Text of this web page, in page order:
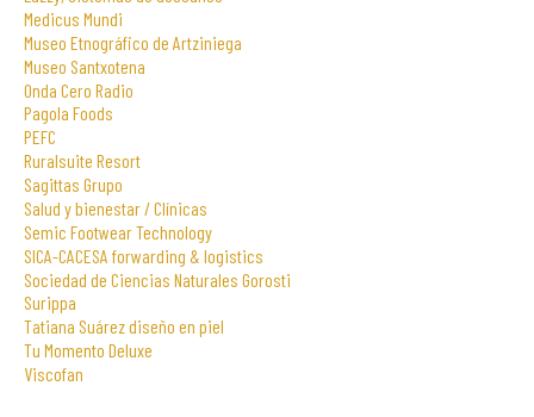
Medicus Mundi
Museo Etnográfico de Artziniega
Museo Santxotena
Onda Cero Radio
Pagola Foods
PEFC
Ruralsuite Resort
Sagittas Grupo
Salud y bienestar / Clínicas
Semic Footwear Technology
SICA-CACESA forwarding & logistics
Sociedad de Ciencias Naturales Gorosti
Surippa
Tatiana Suárez diseño en piel
Tu Momento Deluxe
Viscofan